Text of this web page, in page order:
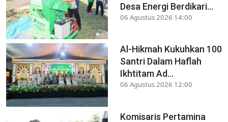
Desa Energi Berdikari...
06 Agustus 2026 14:00
Al-Hikmah Kukuhkan 100
Santri Dalam Haflah
Ikhtitam Ad...
06 Agustus 2026 12:00
Komisaris Pertamina